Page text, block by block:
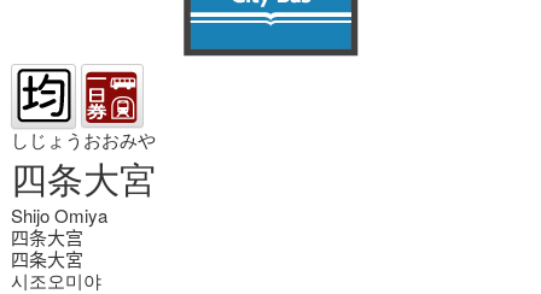
しじょうおおみや
四条大宮
Shijo Omiya
四条大宫
四条大宮
시조오미야